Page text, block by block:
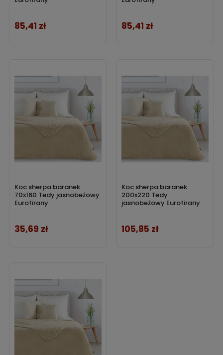
Cena
85,41 zł Cena
85,41 zł
Koc sherpa baranek
70x160 Tedy jasnobeżowy
Eurofirany
Cena
35,69 zł
Koc sherpa baranek
200x220 Tedy
jasnobeżowy Eurofirany
Cena
105,85 zł